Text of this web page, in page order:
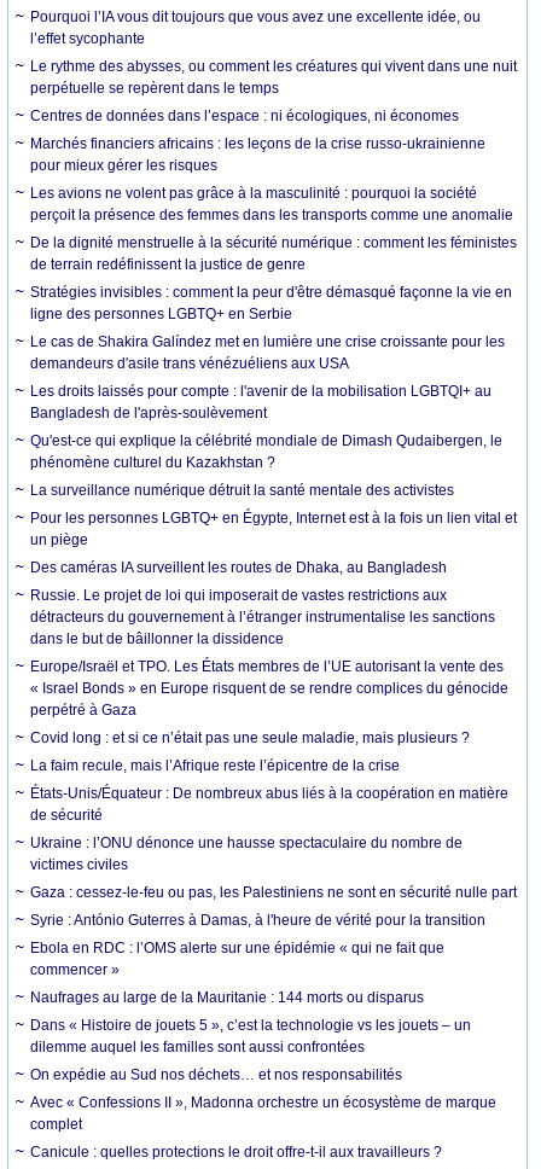
Pourquoi l’IA vous dit toujours que vous avez une excellente idée, ou
l’effet sycophante
Le rythme des abysses, ou comment les créatures qui vivent dans une nuit
perpétuelle se repèrent dans le temps
Centres de données dans l’espace : ni écologiques, ni économes
Marchés financiers africains : les leçons de la crise russo-ukrainienne
pour mieux gérer les risques
Les avions ne volent pas grâce à la masculinité : pourquoi la société
perçoit la présence des femmes dans les transports comme une anomalie
De la dignité menstruelle à la sécurité numérique : comment les féministes
de terrain redéfinissent la justice de genre
Stratégies invisibles : comment la peur d'être démasqué façonne la vie en
ligne des personnes LGBTQ+ en Serbie
Le cas de Shakira Galíndez met en lumière une crise croissante pour les
demandeurs d'asile trans vénézuéliens aux USA
Les droits laissés pour compte : l'avenir de la mobilisation LGBTQI+ au
Bangladesh de l'après-soulèvement
Qu'est-ce qui explique la célébrité mondiale de Dimash Qudaibergen, le
phénomène culturel du Kazakhstan ?
La surveillance numérique détruit la santé mentale des activistes
Pour les personnes LGBTQ+ en Égypte, Internet est à la fois un lien vital et
un piège
Des caméras IA surveillent les routes de Dhaka, au Bangladesh
Russie. Le projet de loi qui imposerait de vastes restrictions aux
détracteurs du gouvernement à l’étranger instrumentalise les sanctions
dans le but de bâillonner la dissidence
Europe/Israël et TPO. Les États membres de l’UE autorisant la vente des
« Israel Bonds » en Europe risquent de se rendre complices du génocide
perpétré à Gaza
Covid long : et si ce n’était pas une seule maladie, mais plusieurs ?
La faim recule, mais l’Afrique reste l’épicentre de la crise
États-Unis/Équateur : De nombreux abus liés à la coopération en matière
de sécurité
Ukraine : l’ONU dénonce une hausse spectaculaire du nombre de
victimes civiles
Gaza : cessez-le-feu ou pas, les Palestiniens ne sont en sécurité nulle part
Syrie : António Guterres à Damas, à l'heure de vérité pour la transition
Ebola en RDC : l’OMS alerte sur une épidémie « qui ne fait que
commencer »
Naufrages au large de la Mauritanie : 144 morts ou disparus
Dans « Histoire de jouets 5 », c’est la technologie vs les jouets – un
dilemme auquel les familles sont aussi confrontées
On expédie au Sud nos déchets… et nos responsabilités
Avec « Confessions II », Madonna orchestre un écosystème de marque
complet
Canicule : quelles protections le droit offre-t-il aux travailleurs ?